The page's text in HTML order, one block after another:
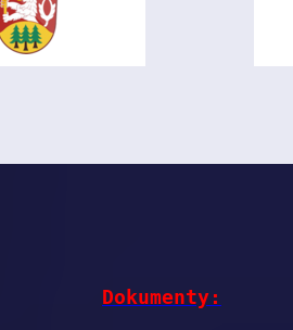
Dokumenty: